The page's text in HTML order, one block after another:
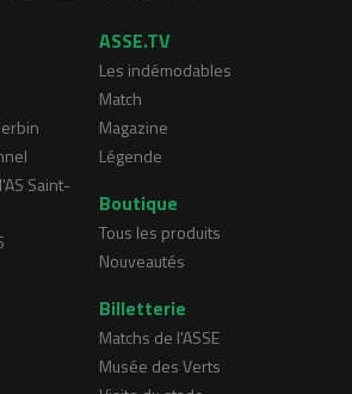
Saint-
ASSE.TV
Les indémodables
Match
Magazine
Légende
Boutique
Tous les produits
Nouveautés
Billetterie
Matchs de l'ASSE
Musée des Verts